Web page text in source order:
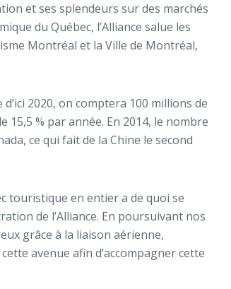
et ses splendeurs sur des marchés
du Québec, l’Alliance salue les
Montréal et la Ville de Montréal,
2020, on comptera 100 millions de
% par année. En 2014, le nombre
ce qui fait de la Chine le second
touristique en entier a de quoi se
de l’Alliance. En poursuivant nos
grâce à la liaison aérienne,
avenue afin d’accompagner cette